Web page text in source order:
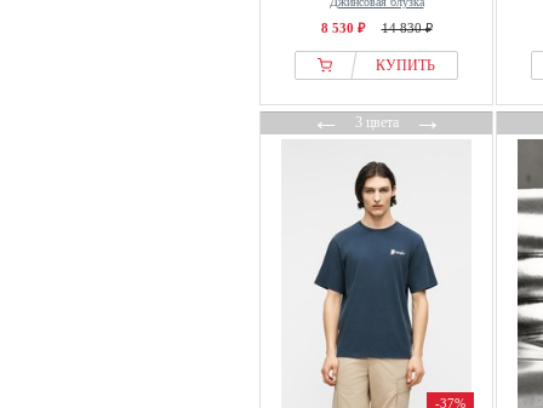
8 530 ₽ 14 830 ₽
КУПИТЬ
←3 цвета→
-37%